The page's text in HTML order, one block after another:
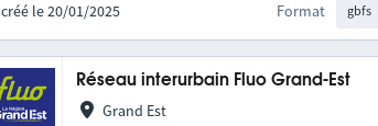
créé le 20/01/2025 Format gbfs
Réseau interurbain Fluo Grand-Est
Grand Est